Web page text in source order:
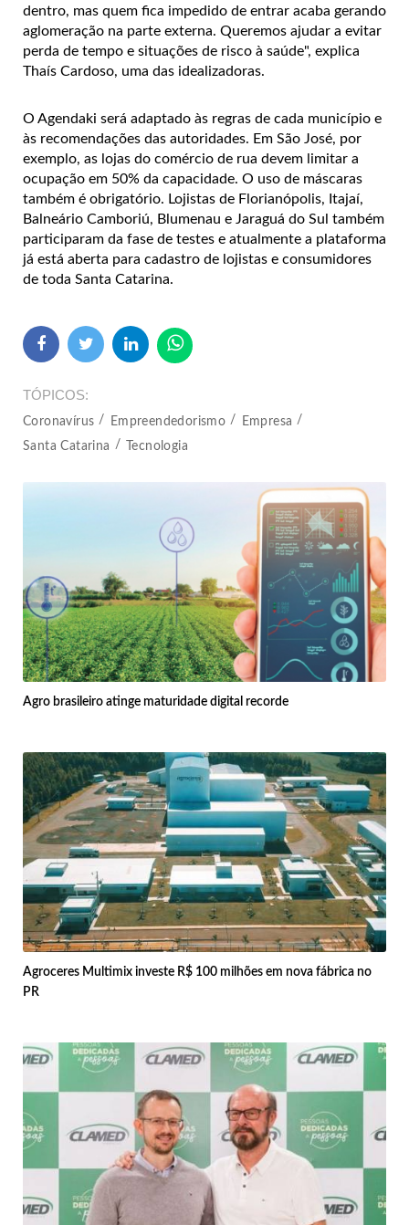
dentro, mas quem fica impedido de entrar acaba gerando
aglomeração na parte externa. Queremos ajudar a evitar
perda de tempo e situações de risco à saúde", explica
Thaís Cardoso, uma das idealizadoras.
O Agendaki será adaptado às regras de cada município e
às recomendações das autoridades. Em São José, por
exemplo, as lojas do comércio de rua devem limitar a
ocupação em 50% da capacidade. O uso de máscaras
também é obrigatório. Lojistas de Florianópolis, Itajaí,
Balneário Camboriú, Blumenau e Jaraguá do Sul também
participaram da fase de testes e atualmente a plataforma
já está aberta para cadastro de lojistas e consumidores
de toda Santa Catarina.
TÓPICOS
Coronavírus Empreendedorismo
Empresa
Santa Catarina
Tecnologia
Agro brasileiro atinge maturidade digital recorde
Agroceres Multimix investe R$ 100 milhões em nova fábrica no
PR